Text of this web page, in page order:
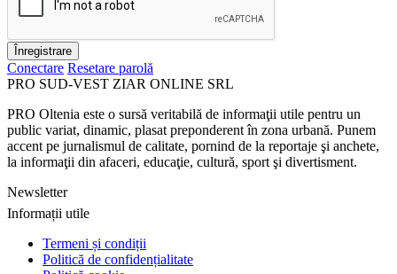
Înregistrare
Conectare Resetare parolă
PRO SUD-VEST ZIAR ONLINE SRL
PRO Oltenia este o sursă veritabilă de informaţii utile pentru un
public variat, dinamic, plasat preponderent în zona urbană. Punem
accent pe jurnalismul de calitate, pornind de la reportaje şi anchete,
la informaţii din afaceri, educaţie, cultură, sport şi divertisment.
Newsletter
Informații utile
Termeni și condiții
Politică de confidențialitate